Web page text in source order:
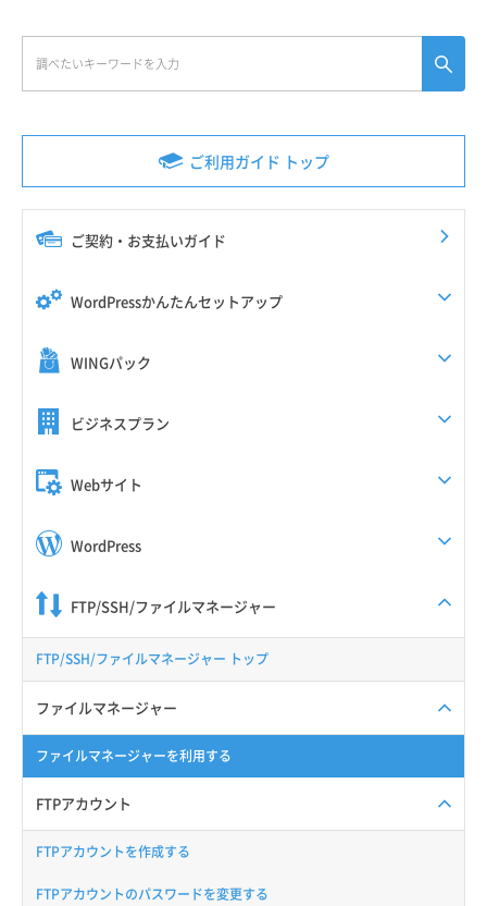
ご利用ガイド トップ
ご契約・お支払いガイド
WordPressかんたんセットアップ
WINGパック
ビジネスプラン
Webサイト
WordPress
FTP/SSH/ファイルマネージャー
FTP/SSH/ファイルマネージャー トップ
ファイルマネージャー
ファイルマネージャーを利用する
FTPアカウント
FTPアカウントを作成する
FTPアカウントのパスワードを変更する